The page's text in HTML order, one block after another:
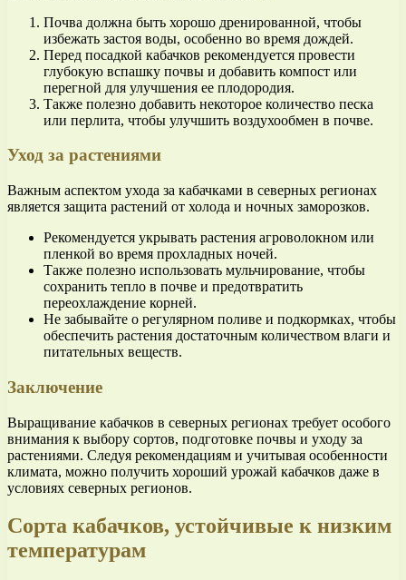
Почва должна быть хорошо дренированной, чтобы
избежать застоя воды, особенно во время дождей.
Перед посадкой кабачков рекомендуется провести
глубокую вспашку почвы и добавить компост или
перегной для улучшения ее плодородия.
Также полезно добавить некоторое количество песка
или перлита, чтобы улучшить воздухообмен в почве.
Уход за растениями
Важным аспектом ухода за кабачками в северных регионах
является защита растений от холода и ночных заморозков.
Рекомендуется укрывать растения агроволокном или
пленкой во время прохладных ночей.
Также полезно использовать мульчирование, чтобы
сохранить тепло в почве и предотвратить
переохлаждение корней.
Не забывайте о регулярном поливе и подкормках, чтобы
обеспечить растения достаточным количеством влаги и
питательных веществ.
Заключение
Выращивание кабачков в северных регионах требует особого
внимания к выбору сортов, подготовке почвы и уходу за
растениями. Следуя рекомендациям и учитывая особенности
климата, можно получить хороший урожай кабачков даже в
условиях северных регионов.
Сорта кабачков, устойчивые к низким
температурам